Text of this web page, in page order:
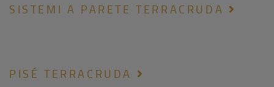
SISTEMI A PARETE TERRACRUDA
PISÉ TERRACRUDA